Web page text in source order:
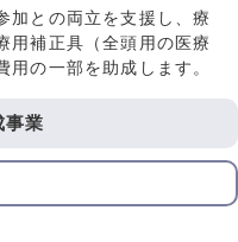
加との両立を支援し、療
用補正具（全頭用の医療
用の一部を助成します。
事業